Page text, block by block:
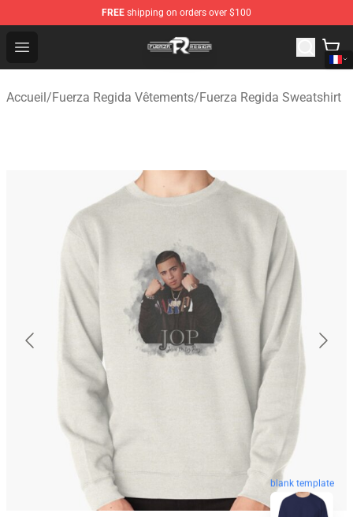
FREE shipping on orders over $100
Open menu
Fuerza Regida Shop - Official Fuerza Regida
Accueil/Fuerza Regida Vêtements/Fuerza Regida Sweatshirt
blank template